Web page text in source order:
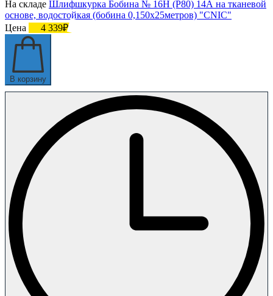
На складе Шлифшкурка Бобина № 16Н (P80) 14А на тканевой
основе, водостойкая (бобина 0,150х25метров) "CNIC"
Цена
4 339₽
В корзину